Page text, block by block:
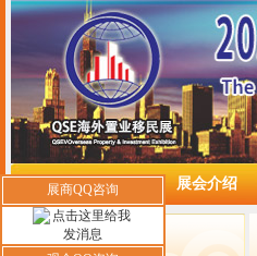
展商QQ咨询
网站首页 展会介绍
展商服务